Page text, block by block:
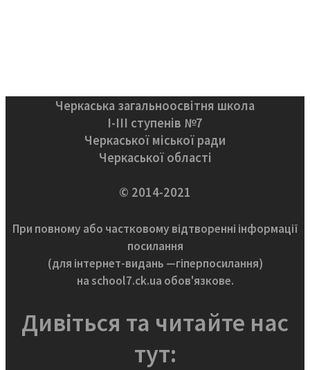
Черкаська загальноосвітня школа
І-ІІІ ступенів №7
Черкаської міської ради
Черкаської області
© 2014-2021
При повному або частковому відтворенні інформації
посилання
(для інтернет-видань —гіперпосилання)
на school7.ck.ua обов'язкове.
Дивіться та читайте нас
тут: